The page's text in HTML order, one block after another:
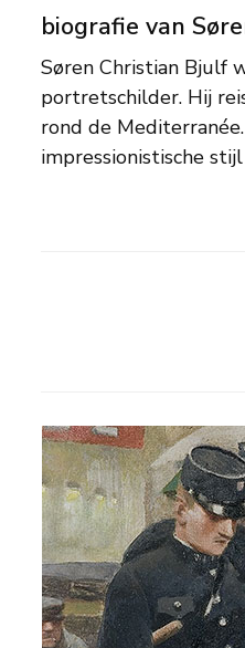
biografie van
Søren Christian Bjulf
portretschilder. Hij
rond de
impressionistische
specialiseerde zich
voorstellingen van